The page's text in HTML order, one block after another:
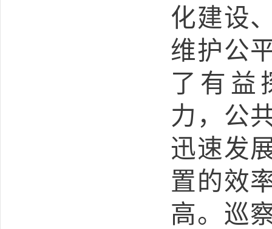
化建设
维护公
了有益
力，公
迅速发
置的效
高。 巡